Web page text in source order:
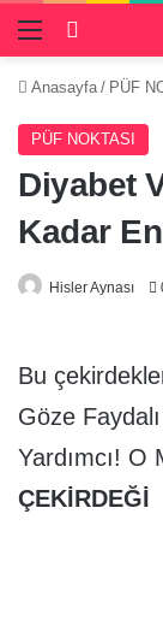
Menü
Anasayfa / PÜF
PÜF NOKTASI
Diyabet
Kadar
Hisler Aynası
Bu
Göze
Yardımcı! O
ÇEKİRDEĞİ